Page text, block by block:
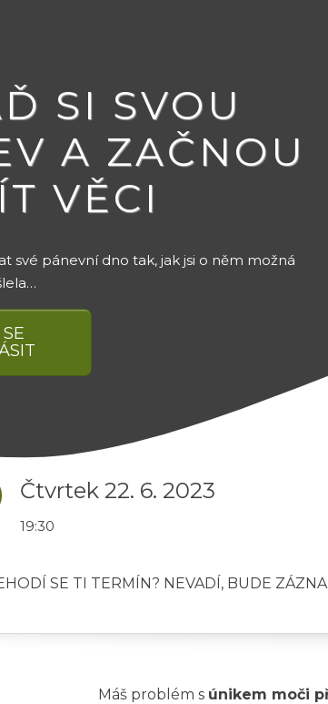
SI SVOU
A ZAČNOU
VĚCI
své pánevní dno tak, jak jsi o něm možná
Čtvrtek 22. 6. 2023
19:30
SE TI TERMÍN? NEVADÍ, BUDE
Máš problém s únikem moči